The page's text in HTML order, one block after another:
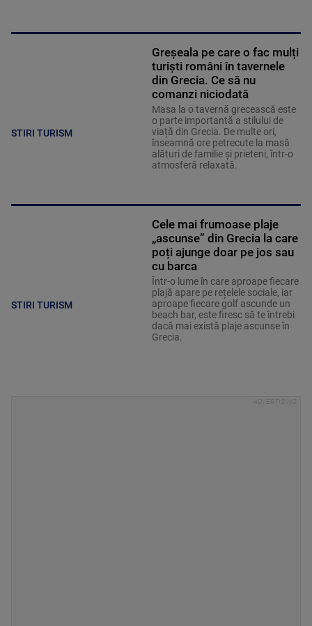
STIRI TURISM
Greșeala pe care o fac mulți
turiști români în tavernele
din Grecia. Ce să nu
comanzi niciodată
Masa la o tavernă grecească este
o parte importantă a stilului de
viață din Grecia. De multe ori,
înseamnă ore petrecute la masă
alături de familie și prieteni, într-o
atmosferă relaxată.
STIRI TURISM
Cele mai frumoase plaje
„ascunse” din Grecia la care
poți ajunge doar pe jos sau
cu barca
Într-o lume în care aproape fiecare
plajă apare pe rețelele sociale, iar
aproape fiecare golf ascunde un
beach bar, este firesc să te întrebi
dacă mai există plaje ascunse în
Grecia.